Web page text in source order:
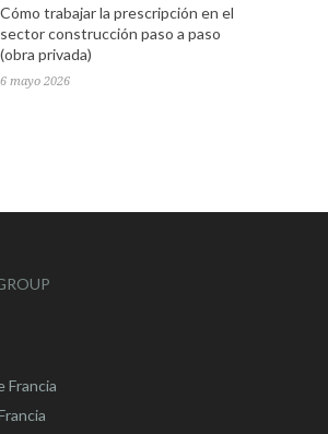
Cómo trabajar la prescripción en el
sector construcción paso a paso
(obra privada)
6 mayo 2026
Francia